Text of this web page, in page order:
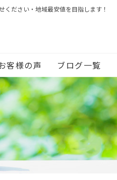
ださい・地域最安値を目指します！
客様の声 ブログ一覧